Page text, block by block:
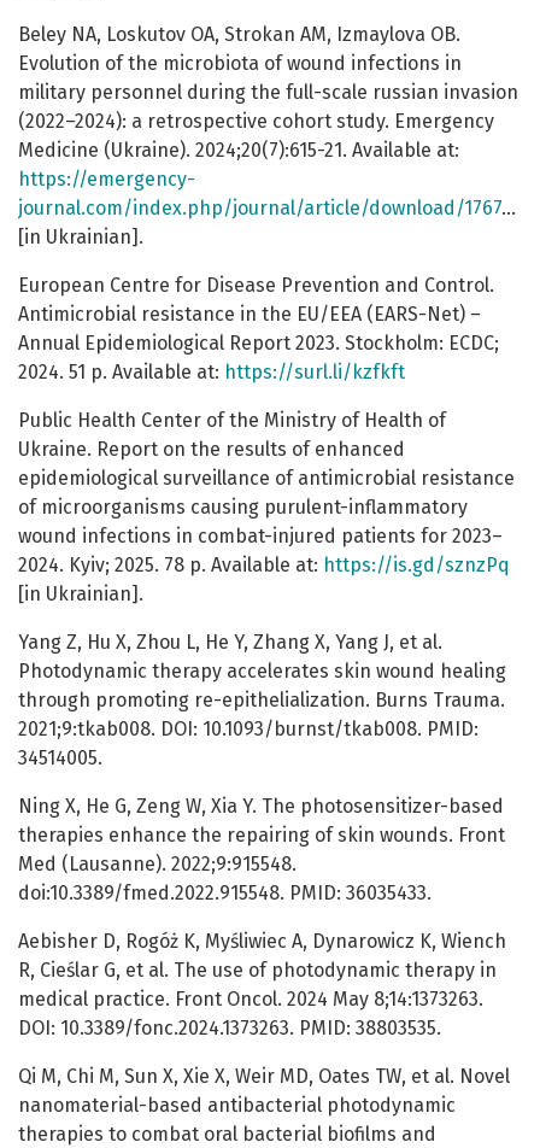
Beley NA, Loskutov OA, Strokan AM, Izmaylova OB.
Evolution of the microbiota of wound infections in
military personnel during the full-scale russian invasion
(2022–2024): a retrospective cohort study. Emergency
Medicine (Ukraine). 2024;20(7):615-21. Available at:
https://emergency-
journal.com/index.php/journal/article/download/1767/1828/1541
[in Ukrainian].
European Centre for Disease Prevention and Control.
Antimicrobial resistance in the EU/EEA (EARS-Net) –
Annual Epidemiological Report 2023. Stockholm: ECDC;
2024. 51 р. Available at: https://surl.li/kzfkft
Public Health Center of the Ministry of Health of
Ukraine. Report on the results of enhanced
epidemiological surveillance of antimicrobial resistance
of microorganisms causing purulent-inflammatory
wound infections in combat-injured patients for 2023–
2024. Kyiv; 2025. 78 p. Available at: https://is.gd/sznzPq
[in Ukrainian].
Yang Z, Hu X, Zhou L, He Y, Zhang X, Yang J, et al.
Photodynamic therapy accelerates skin wound healing
through promoting re-epithelialization. Burns Trauma.
2021;9:tkab008. DOI: 10.1093/burnst/tkab008. PMID:
34514005.
Ning X, He G, Zeng W, Xia Y. The photosensitizer-based
therapies enhance the repairing of skin wounds. Front
Med (Lausanne). 2022;9:915548.
doi:10.3389/fmed.2022.915548. PMID: 36035433.
Aebisher D, Rogóż K, Myśliwiec A, Dynarowicz K, Wiench
R, Cieślar G, et al. The use of photodynamic therapy in
medical practice. Front Oncol. 2024 May 8;14:1373263.
DOI: 10.3389/fonc.2024.1373263. PMID: 38803535.
Qi M, Chi M, Sun X, Xie X, Weir MD, Oates TW, et al. Novel
nanomaterial-based antibacterial photodynamic
therapies to combat oral bacterial biofilms and